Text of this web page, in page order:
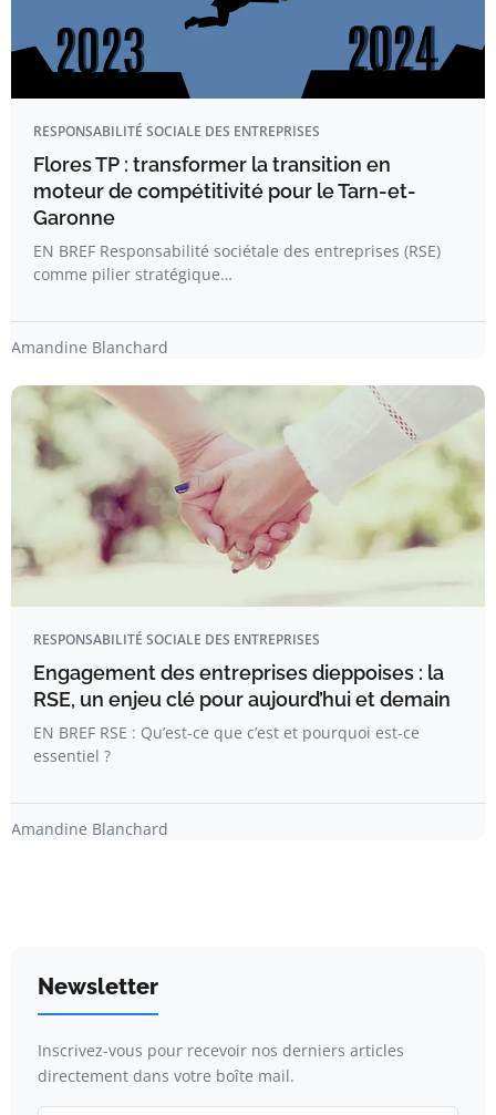
RESPONSABILITÉ SOCIALE DES ENTREPRISES
Flores TP : transformer la transition en
moteur de compétitivité pour le Tarn-et-
Garonne
EN BREF Responsabilité sociétale des entreprises (RSE)
comme pilier stratégique…
Amandine Blanchard
RESPONSABILITÉ SOCIALE DES ENTREPRISES
Engagement des entreprises dieppoises : la
RSE, un enjeu clé pour aujourd’hui et demain
EN BREF RSE : Qu’est-ce que c’est et pourquoi est-ce
essentiel ?
Amandine Blanchard
Newsletter
Inscrivez-vous pour recevoir nos derniers articles
directement dans votre boîte mail.